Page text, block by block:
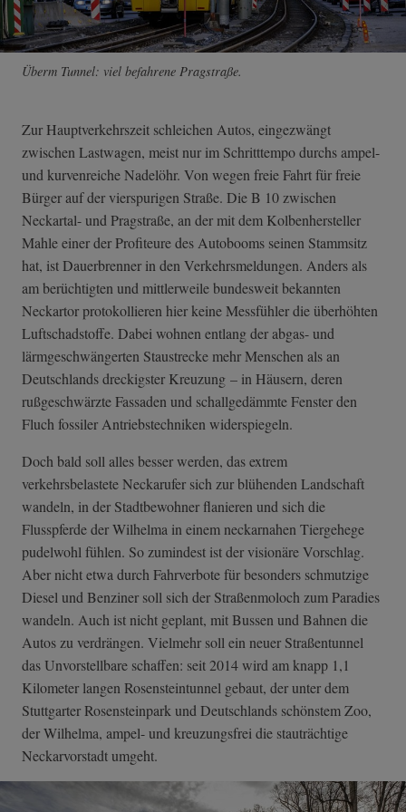
Überm Tunnel: viel befahrene Pragstraße.
Zur Hauptverkehrszeit schleichen Autos, eingezwängt
zwischen Lastwagen, meist nur im Schritttempo durchs ampel-
und kurvenreiche Nadelöhr. Von wegen freie Fahrt für freie
Bürger auf der vierspurigen Straße. Die B 10 zwischen
Neckartal- und Pragstraße, an der mit dem Kolbenhersteller
Mahle einer der Profiteure des Autobooms seinen Stammsitz
hat, ist Dauerbrenner in den Verkehrsmeldungen. Anders als
am berüchtigten und mittlerweile bundesweit bekannten
Neckartor protokollieren hier keine Messfühler die überhöhten
Luftschadstoffe. Dabei wohnen entlang der abgas- und
lärmgeschwängerten Staustrecke mehr Menschen als an
Deutschlands dreckigster Kreuzung – in Häusern, deren
rußgeschwärzte Fassaden und schallgedämmte Fenster den
Fluch fossiler Antriebstechniken widerspiegeln.
Doch bald soll alles besser werden, das extrem
verkehrsbelastete Neckarufer sich zur blühenden Landschaft
wandeln, in der Stadtbewohner flanieren und sich die
Flusspferde der Wilhelma in einem neckarnahen Tiergehege
pudelwohl fühlen. So zumindest ist der visionäre Vorschlag.
Aber nicht etwa durch Fahrverbote für besonders schmutzige
Diesel und Benziner soll sich der Straßenmoloch zum Paradies
wandeln. Auch ist nicht geplant, mit Bussen und Bahnen die
Autos zu verdrängen. Vielmehr soll ein neuer Straßentunnel
das Unvorstellbare schaffen: seit 2014 wird am knapp 1,1
Kilometer langen Rosensteintunnel gebaut, der unter dem
Stuttgarter Rosensteinpark und Deutschlands schönstem Zoo,
der Wilhelma, ampel- und kreuzungsfrei die stauträchtige
Neckarvorstadt umgeht.